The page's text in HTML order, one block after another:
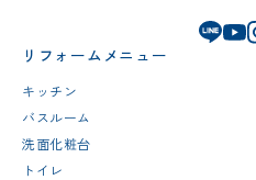
リフォームメニュー
キッチン
バスルーム
洗面化粧台
トイレ